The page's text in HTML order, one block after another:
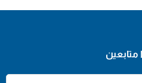
متابعين